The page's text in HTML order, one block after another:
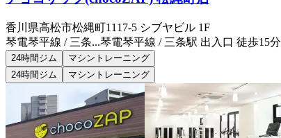
香川県高松市松縄町1117-5 シブヤビル 1F
琴電琴平線 / 三条...琴電琴平線 / 三条駅 出入口 徒歩15分
24時間ジム
マシントレーニング
24時間ジム
マシントレーニング